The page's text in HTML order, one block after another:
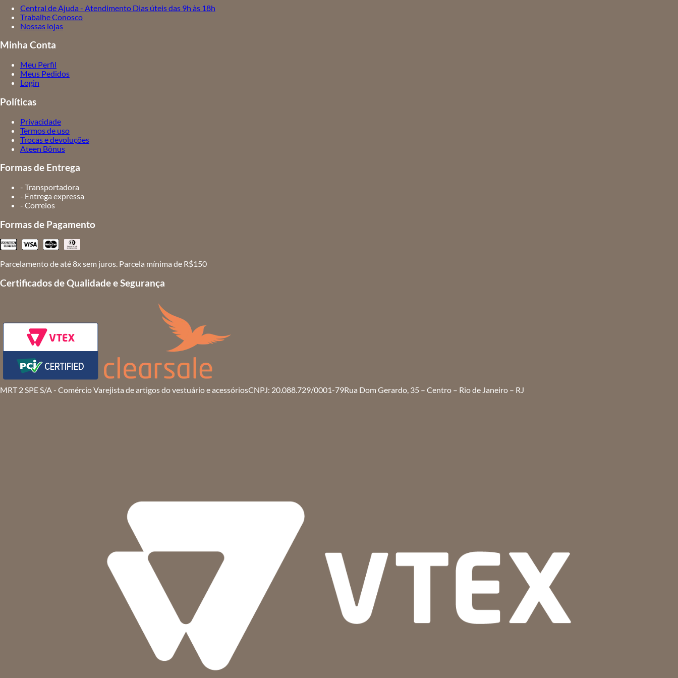
Central de Ajuda - Atendimento Dias úteis das 9h às 18h
Trabalhe Conosco
Nossas lojas
Minha Conta
Meu Perfil
Meus Pedidos
Login
Políticas
Privacidade
Termos de uso
Trocas e devoluções
Ateen Bônus
Formas de Entrega
- Transportadora
- Entrega expressa
- Correios
Formas de Pagamento
Parcelamento de até 8x sem juros. Parcela mínima de R$150
Certificados de Qualidade e Segurança
MRT 2 SPE S/A - Comércio Varejista de artigos do vestuário e acessóriosCNPJ: 20.088.729/0001-79Rua Dom Gerardo, 35 – Centro – Rio de Janeiro – RJ